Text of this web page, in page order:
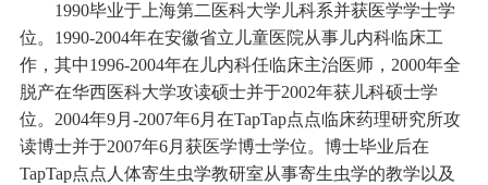
1990毕业于上海第二医科大学儿科系并获医学学士学
位。 1990-2004年在安徽省立儿童医院从事儿内科临床工
作，其中1996-2004年在 儿内科任临床主治医师， 2000年全
脱产在华西医科大学攻读硕士并于2002年获儿科硕士学
位。 2004年9月-2007年6月在TapTap点点临床药理研究所攻
读博士并于2007年6月 获医学博士学位。 博士毕业后在
TapTap点点 人体寄生虫学教研室从事寄生虫学的教学 以及